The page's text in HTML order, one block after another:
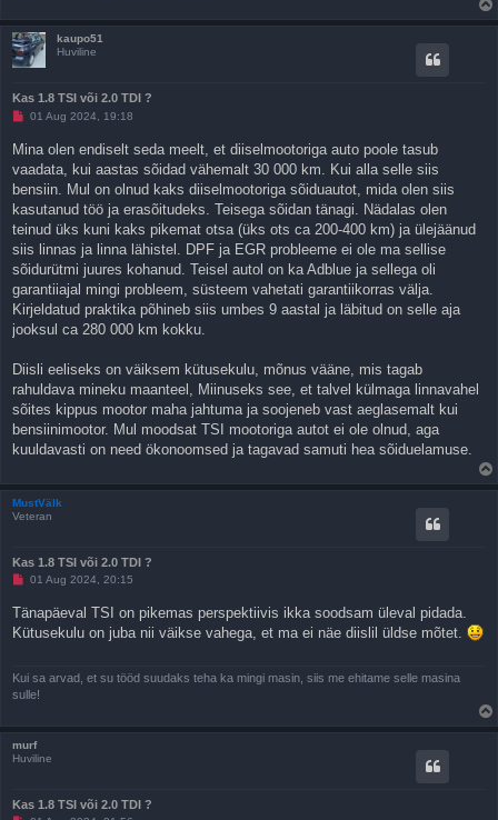
a
p
o
s
t
u
l
kaupo51
Huviline
Kas 1.8 TSI või 2.0 TDI ?
L
g
e
m
t
a
p
o
s
t
i
t
u
s
01 Aug 2024, 19:18
Mina olen endiselt seda meelt, et diiselmootoriga auto poole tasub
vaadata, kui aastas sõidad vähemalt 30 000 km. Kui alla selle siis
bensiin. Mul on olnud kaks diiselmootoriga sõiduautot, mida olen siis
kasutanud töö ja erasõitudeks. Teisega sõidan tänagi. Nädalas olen
teinud üks kuni kaks pikemat otsa (üks ots ca 200-400 km) ja ülejäänud
siis linnas ja linna lähistel. DPF ja EGR probleeme ei ole ma sellise
sõidurütmi juures kohanud. Teisel autol on ka Adblue ja sellega oli
garantiiajal mingi probleem, süsteem vahetati garantiikorras välja.
Kirjeldatud praktika põhineb siis umbes 9 aastal ja läbitud on selle aja
jooksul ca 280 000 km kokku.
Diisli eeliseks on väiksem kütusekulu, mõnus vääne, mis tagab
rahuldava mineku maanteel, Miinuseks see, et talvel külmaga linnavahel
sõites kippus mootor maha jahtuma ja soojeneb vast aeglasemalt kui
bensiinimootor. Mul moodsat TSI mootoriga autot ei ole olnud, aga
kuuldavasti on need ökonoomsed ja tagavad samuti hea sõiduelamuse.
l
MustVälk
Veteran
Kas 1.8 TSI või 2.0 TDI ?
L
e
m
a
p
o
t
t
u
01 Aug 2024, 20:15
Tänapäeval TSI on pikemas perspektiivis ikka soodsam üleval pidada.
Kütusekulu on juba nii väikse vahega, et ma ei näe diislil üldse mõtet.
Kui sa arvad, et su tööd suudaks teha ka mingi masin, siis me ehitame selle masina
sulle!
l
murf
Huviline
Kas 1.8 TSI või 2.0 TDI ?